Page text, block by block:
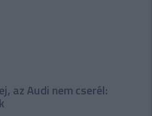
az Audi nem cserél: